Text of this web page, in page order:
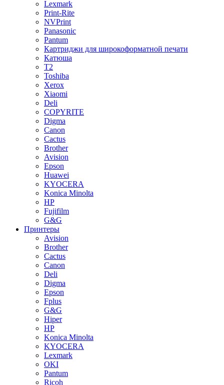
Lexmark
Print-Rite
NVPrint
Panasonic
Pantum
Картриджи для широкоформатной печати
Катюша
T2
Toshiba
Xerox
Xiaomi
Deli
COPYRITE
Digma
Canon
Cactus
Brother
Avision
Epson
Huawei
KYOCERA
Konica Minolta
HP
Fujifilm
G&G
Принтеры
Avision
Brother
Cactus
Canon
Deli
Digma
Epson
Fplus
G&G
Hiper
HP
Konica Minolta
KYOCERA
Lexmark
OKI
Pantum
Ricoh